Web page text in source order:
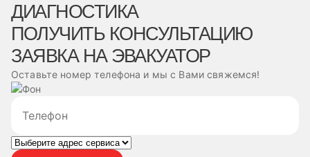
ДИАГНОСТИКА
ПОЛУЧИТЬ КОНСУЛЬТАЦИЮ
ЗАЯВКА НА ЭВАКУАТОР
Оставьте номер телефона и мы с Вами свяжемся!